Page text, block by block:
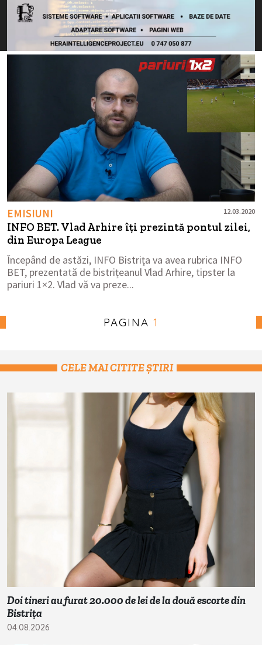
EMISIUNI 12.03.2020
INFO BET. Vlad Arhire îți prezintă pontul zilei,
din Europa League
Începând de astăzi, INFO Bistrița va avea rubrica INFO
BET, prezentată de bistrițeanul Vlad Arhire, tipster la
pariuri 1×2. Vlad vă va preze...
PAGINA1
CELE MAI CITITE ȘTIRI
Doi tineri au furat 20.000 de lei de la două escorte din
Bistrița
04.08.2026